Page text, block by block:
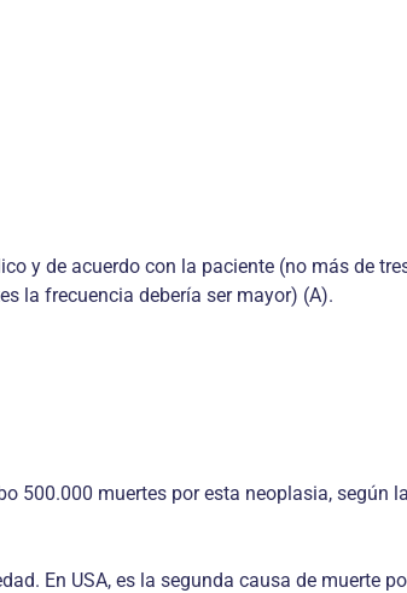
y de acuerdo con la paciente (no más de
la frecuencia debería ser mayor) (A).
500.000 muertes por esta neoplasia, según
En USA, es la segunda causa de muerte